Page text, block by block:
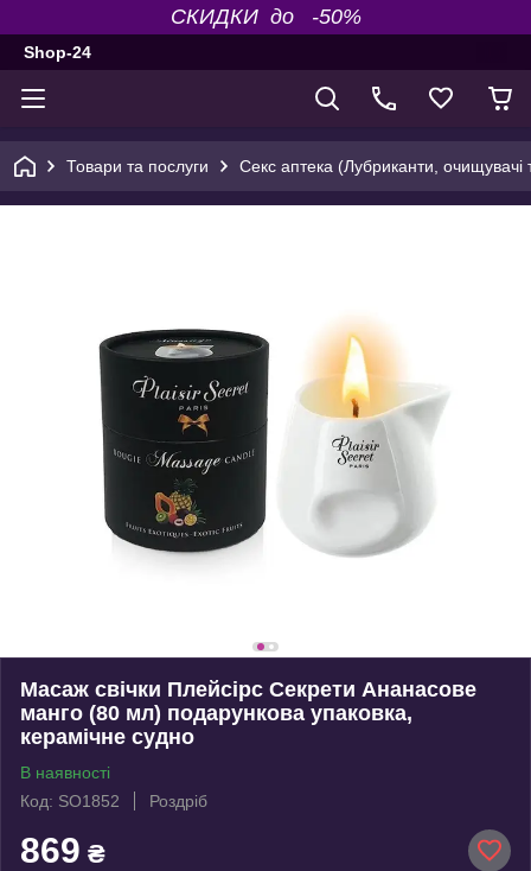
СКИДКИ до -50%
Shop-24
Товари та послуги Секс аптека (Лубриканти, очищувачі
Масаж свічки Плейсірс Секрети Ананасове
манго (80 мл) подарункова упаковка,
керамічне судно
В наявності
Код: SO1852
Роздріб
869 ₴